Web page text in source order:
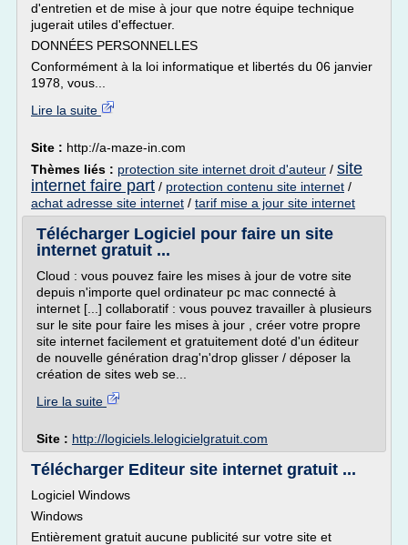
d'entretien et de mise à jour que notre équipe technique
jugerait utiles d'effectuer.
DONNÉES PERSONNELLES
Conformément à la loi informatique et libertés du 06 janvier
1978, vous...
Lire la suite
Site : http://a-maze-in.com
Thèmes liés : protection site internet droit d'auteur / site
internet faire part / protection contenu site internet /
achat adresse site internet / tarif mise a jour site internet
Télécharger Logiciel pour faire un site
internet gratuit ...
Cloud : vous pouvez faire les mises à jour de votre site
depuis n'importe quel ordinateur pc mac connecté à
internet [...] collaboratif : vous pouvez travailler à plusieurs
sur le site pour faire les mises à jour , créer votre propre
site internet facilement et gratuitement doté d'un éditeur
de nouvelle génération drag'n'drop glisser / déposer la
création de sites web se...
Lire la suite
Site : http://logiciels.lelogicielgratuit.com
Télécharger Editeur site internet gratuit ...
Logiciel Windows
Windows
Entièrement gratuit aucune publicité sur votre site et